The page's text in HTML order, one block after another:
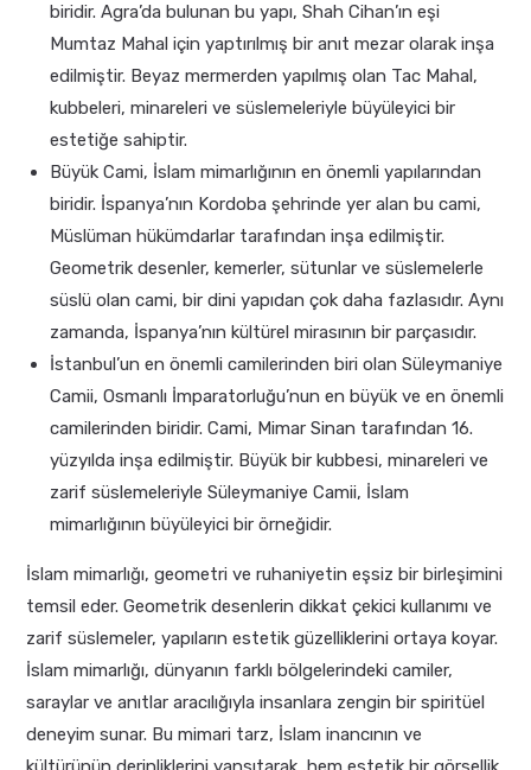
biridir. Agra’da bulunan bu yapı, Shah Cihan’ın eşi
Mumtaz Mahal için yaptırılmış bir anıt mezar olarak inşa
edilmiştir. Beyaz mermerden yapılmış olan Tac Mahal,
kubbeleri, minareleri ve süslemeleriyle büyüleyici bir
estetiğe sahiptir.
Büyük Cami, İslam mimarlığının en önemli yapılarından
biridir. İspanya’nın Kordoba şehrinde yer alan bu cami,
Müslüman hükümdarlar tarafından inşa edilmiştir.
Geometrik desenler, kemerler, sütunlar ve süslemelerle
süslü olan cami, bir dini yapıdan çok daha fazlasıdır. Aynı
zamanda, İspanya’nın kültürel mirasının bir parçasıdır.
İstanbul’un en önemli camilerinden biri olan Süleymaniye
Camii, Osmanlı İmparatorluğu’nun en büyük ve en önemli
camilerinden biridir. Cami, Mimar Sinan tarafından 16.
yüzyılda inşa edilmiştir. Büyük bir kubbesi, minareleri ve
zarif süslemeleriyle Süleymaniye Camii, İslam
mimarlığının büyüleyici bir örneğidir.
İslam mimarlığı, geometri ve ruhaniyetin eşsiz bir birleşimini
temsil eder. Geometrik desenlerin dikkat çekici kullanımı ve
zarif süslemeler, yapıların estetik güzelliklerini ortaya koyar.
İslam mimarlığı, dünyanın farklı bölgelerindeki camiler,
saraylar ve anıtlar aracılığıyla insanlara zengin bir spiritüel
deneyim sunar. Bu mimari tarz, İslam inancının ve